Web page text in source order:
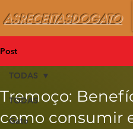
ASRECEITASDOGATO
Post
TODAS
Gato
TODAS
Tremoço:
como consumir